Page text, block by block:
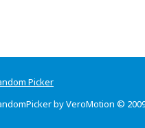
Picker
by VeroMotion ©